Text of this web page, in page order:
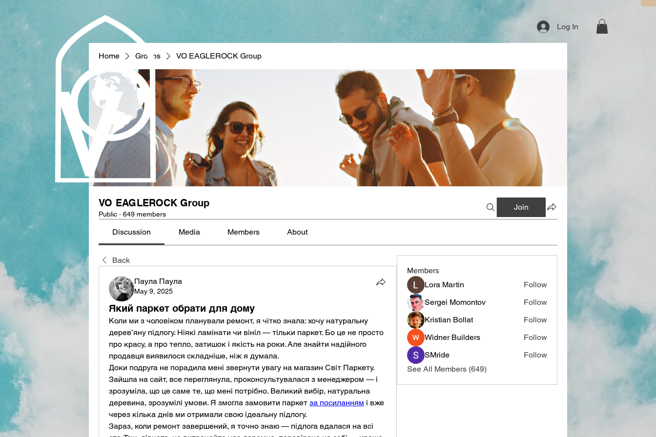
Log In
Home Groups VO EAGLEROCK Group
VO EAGLEROCK Group
Public · 649 members
Join
Discussion Media Members About
Back
Паула Паула
May 9, 2025
Який паркет обрати для дому
Коли ми з чоловіком планували ремонт, я чітко знала: хочу натуральну
дерев’яну підлогу. Ніякі ламінати чи вініл — тільки паркет. Бо це не просто
про красу, а про тепло, затишок і якість на роки. Але знайти надійного
продавця виявилося складніше, ніж я думала.
Доки подруга не порадила мені звернути увагу на магазин Світ Паркету.
Зайшла на сайт, все переглянула, проконсультувалася з менеджером — і
зрозуміла, що це саме те, що мені потрібно. Великий вибір, натуральна
деревина, зрозумілі умови. Я змогла замовити паркет за посиланням і вже
через кілька днів ми отримали свою ідеальну підлогу.
Зараз, коли ремонт завершений, я точно знаю — підлога вдалася на всі
Members
Lora Martin
Follow
Sergei Momontov
Follow
Kristian Bollat
Follow
Widner Builders
Follow
SMride
Follow
See All Members (649)